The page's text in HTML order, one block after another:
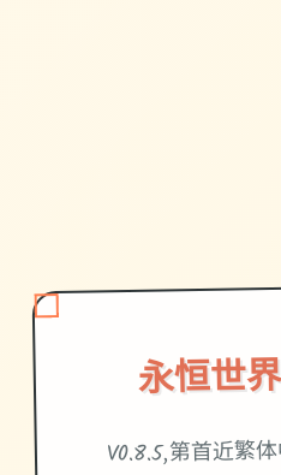
永恒世界
V0.8.5,第首近繁